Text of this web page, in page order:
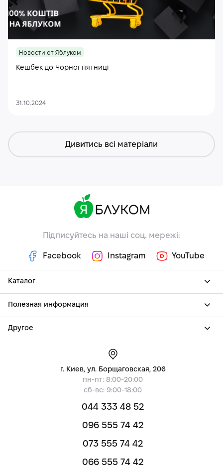
Новости от Яблуком
Кешбек до Чорної пятниці
31.10.2024
Дивитись всі матеріали
Підписуйтесь на наші соц. мережі:
Facebook Instagram YouTube
Каталог
Полезная информация
Другое
г. Киев, ул. Борщаговская, 206
пн-пт: 8:00-20:00
сб-вс: 9:00-18:00
044 333 48 52
096 555 74 42
073 555 74 42
066 555 74 42